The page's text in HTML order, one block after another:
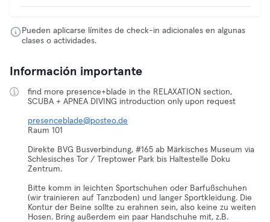
Pueden aplicarse límites de check-in adicionales en algunas
clases o actividades.
Información importante
find more presence+blade in the RELAXATION section,
SCUBA + APNEA DIVING introduction only upon request
presenceblade@posteo.de
Raum 101
Direkte BVG Busverbindung, #165 ab Märkisches Museum via
Schlesisches Tor / Treptower Park bis Haltestelle Doku
Zentrum.
Bitte komm in leichten Sportschuhen oder Barfußschuhen
(wir trainieren auf Tanzboden) und langer Sportkleidung. Die
Kontur der Beine sollte zu erahnen sein, also keine zu weiten
Hosen. Bring außerdem ein paar Handschuhe mit, z.B.